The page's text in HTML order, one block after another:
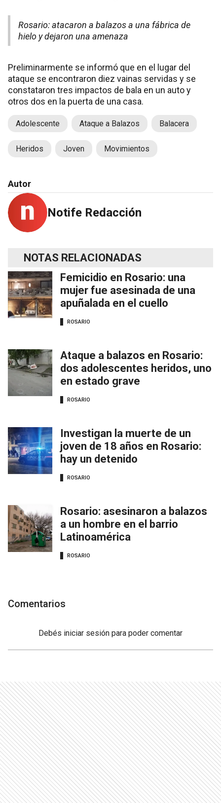
Rosario: atacaron a balazos a una fábrica de
hielo y dejaron una amenaza
Preliminarmente se informó que en el lugar del
ataque se encontraron diez vainas servidas y se
constataron tres impactos de bala en un auto y
otros dos en la puerta de una casa.
Adolescente Ataque a Balazos Balacera
Heridos Joven Movimientos
Autor
Notife Redacción
NOTAS RELACIONADAS
Femicidio en Rosario: una
mujer fue asesinada de una
apuñalada en el cuello
ROSARIO
Ataque a balazos en Rosario:
dos adolescentes heridos, uno
en estado grave
ROSARIO
Investigan la muerte de un
joven de 18 años en Rosario:
hay un detenido
ROSARIO
Rosario: asesinaron a balazos
a un hombre en el barrio
Latinoamérica
ROSARIO
Comentarios
Debés iniciar sesión para poder comentar